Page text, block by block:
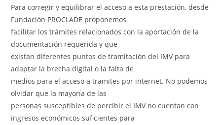
Para corregir y equilibrar el acceso a esta prestación, desde
Fundación PROCLADE proponemos
facilitar los trámites relacionados con la aportación de la
documentación requerida y que
existan diferentes puntos de tramitación del IMV para
adaptar la brecha digital o la falta de
medios para el acceso a tramites por internet. No podemos
olvidar que la mayoría de las
personas susceptibles de percibir el IMV no cuentan con
ingresos económicos suficientes para